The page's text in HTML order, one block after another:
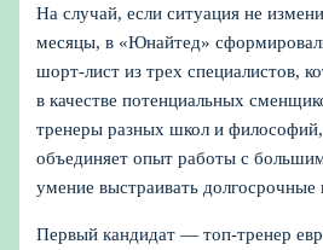
На случай, если ситуация не
месяцы, в «Юнайтед»
шорт‑лист из трех специалистов,
в качестве потенциальных
тренеры разных школ и
объединяет опыт работы с
умение выстраивать долгосрочные
Первый кандидат — топ‑тренер